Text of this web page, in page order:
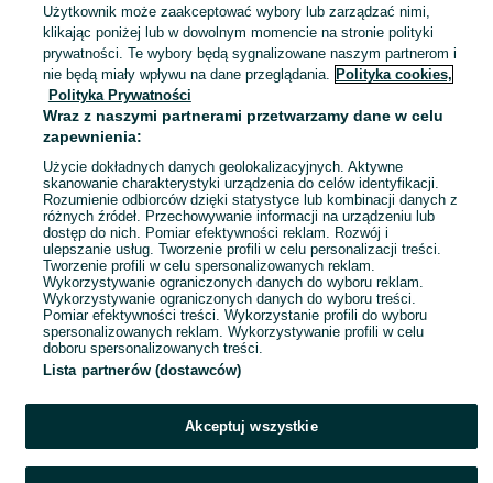
Puławy
24 lipca 2026
200 zł
Puławy
24 lipca 2026
1 2 3
Użytkownik może zaakceptować wybory lub zarządzać nimi,
klikając poniżej lub w dowolnym momencie na stronie polityki
prywatności. Te wybory będą sygnalizowane naszym partnerom i
nie będą miały wpływu na dane przeglądania. Polityka cookies,
Polityka Prywatności
Wraz z naszymi partnerami przetwarzamy dane w celu
zapewnienia:
Użycie dokładnych danych geolokalizacyjnych. Aktywne
skanowanie charakterystyki urządzenia do celów identyfikacji.
Rozumienie odbiorców dzięki statystyce lub kombinacji danych z
różnych źródeł. Przechowywanie informacji na urządzeniu lub
dostęp do nich. Pomiar efektywności reklam. Rozwój i
ulepszanie usług. Tworzenie profili w celu personalizacji treści.
Tworzenie profili w celu spersonalizowanych reklam.
Wykorzystywanie ograniczonych danych do wyboru reklam.
Wykorzystywanie ograniczonych danych do wyboru treści.
Pomiar efektywności treści. Wykorzystanie profili do wyboru
spersonalizowanych reklam. Wykorzystywanie profili w celu
doboru spersonalizowanych treści.
Lista partnerów (dostawców)
Akceptuj wszystkie